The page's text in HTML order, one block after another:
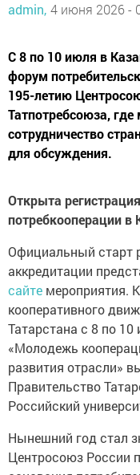
admin, 4 июня 2026 -
С 8 по 10 июля в
форум
195-летию
Татпотребсоюза,
сотрудничество
для обсуждения.
Открыта
потребкооперации в
Официальный старт
аккредитации
сайте мероприятия.
кооперативного
Татарстана с 8 по
«Молодежь
развития отрасли»
Правительство
Российский
Нынешний год стал
Центросоюз России